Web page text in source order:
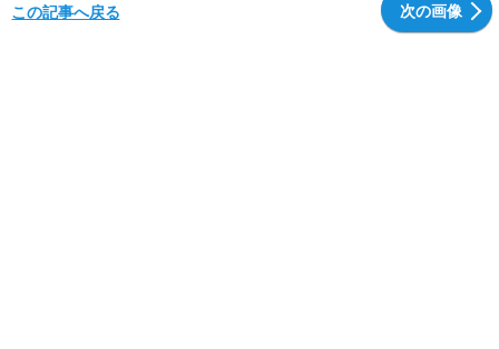
次の画像
この記事へ戻る